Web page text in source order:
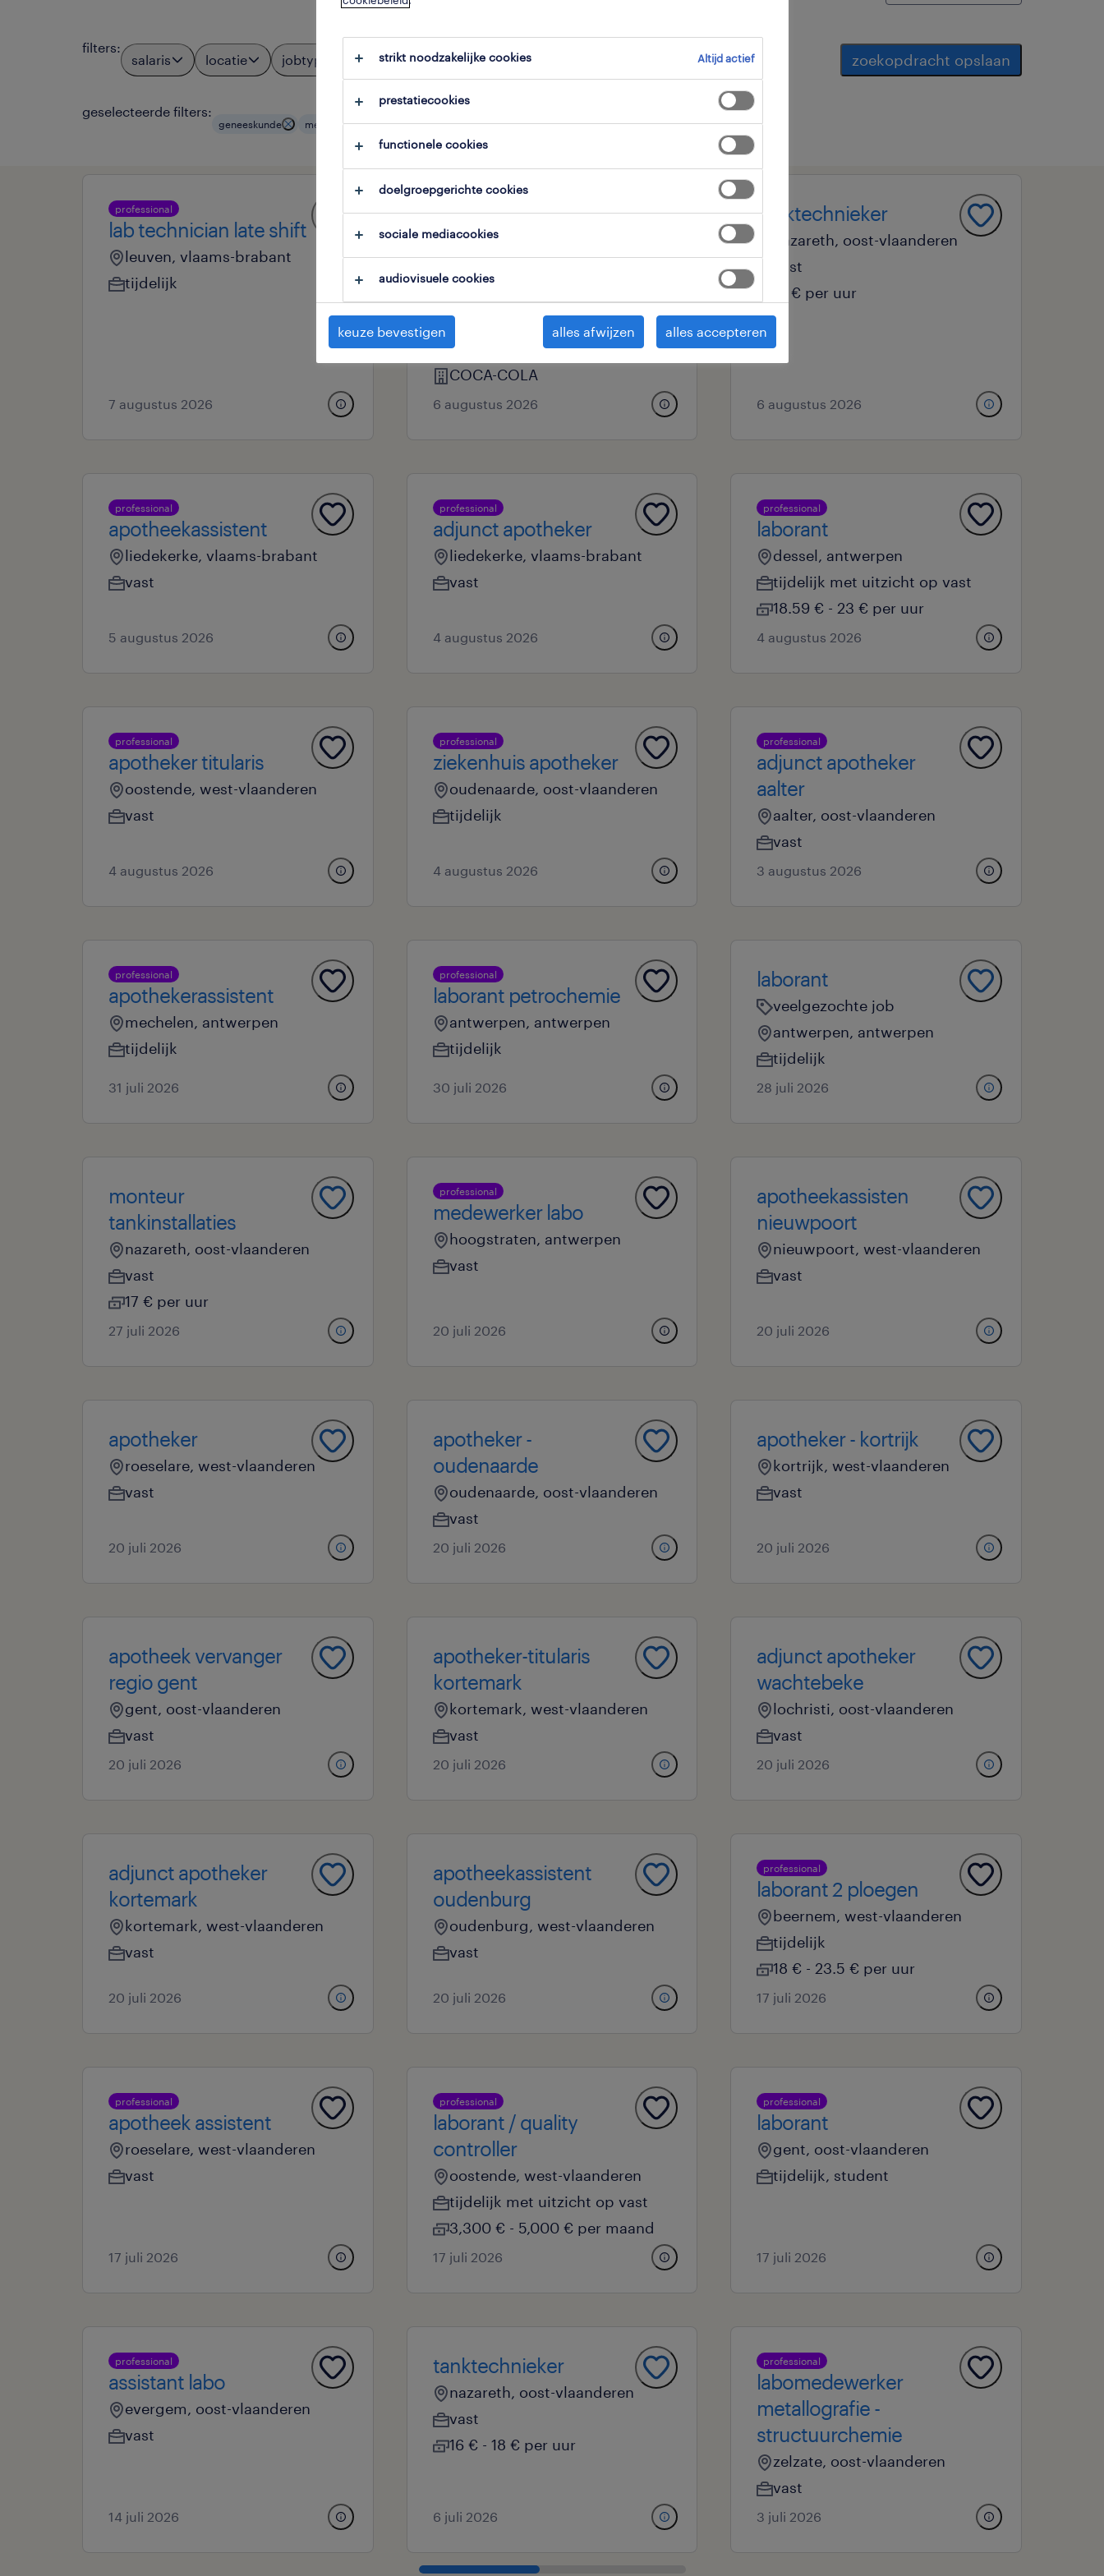
filters:
salaris locatie jobtypes 2 expertisedomein zoekopdracht opslaan
geselecteerde filters:
geneeskunde medisch specialisten ziekenhuis alles wissen
professional
lab technician late shift
leuven, vlaams-brabant
tijdelijk
7 augustus 2026
laborant
antwerpen, antwerpen
tijdelijk met uitzicht op vast
COCA-COLA
6 augustus 2026
tanktechnieker
nazareth, oost-vlaanderen
vast
17 € per uur
6 augustus 2026
professional
apotheekassistent
liedekerke, vlaams-brabant
vast
5 augustus 2026
professional
adjunct apotheker
liedekerke, vlaams-brabant
vast
4 augustus 2026
professional
laborant
dessel, antwerpen
tijdelijk met uitzicht op vast
18.59 € - 23 € per uur
4 augustus 2026
professional
apotheker titularis
oostende, west-vlaanderen
vast
4 augustus 2026
professional
ziekenhuis apotheker
oudenaarde, oost-vlaanderen
tijdelijk
4 augustus 2026
professional
adjunct apotheker
aalter
aalter, oost-vlaanderen
vast
3 augustus 2026
professional
apothekerassistent
mechelen, antwerpen
tijdelijk
31 juli 2026
professional
laborant petrochemie
antwerpen, antwerpen
tijdelijk
30 juli 2026
laborant
veelgezochte job
antwerpen, antwerpen
tijdelijk
28 juli 2026
monteur
tankinstallaties
nazareth, oost-vlaanderen
vast
17 € per uur
27 juli 2026
professional
medewerker labo
hoogstraten, antwerpen
vast
20 juli 2026
apotheekassisten
nieuwpoort
nieuwpoort, west-vlaanderen
vast
20 juli 2026
apotheker
roeselare, west-vlaanderen
vast
20 juli 2026
apotheker -
oudenaarde
oudenaarde, oost-vlaanderen
vast
20 juli 2026
apotheker - kortrijk
kortrijk, west-vlaanderen
vast
20 juli 2026
apotheek vervanger
regio gent
gent, oost-vlaanderen
vast
20 juli 2026
apotheker-titularis
kortemark
kortemark, west-vlaanderen
vast
20 juli 2026
adjunct apotheker
wachtebeke
lochristi, oost-vlaanderen
vast
20 juli 2026
adjunct apotheker
kortemark
kortemark, west-vlaanderen
vast
20 juli 2026
apotheekassistent
oudenburg
oudenburg, west-vlaanderen
vast
20 juli 2026
professional
laborant 2 ploegen
beernem, west-vlaanderen
tijdelijk
18 € - 23.5 € per uur
17 juli 2026
professional
apotheek assistent
roeselare, west-vlaanderen
vast
17 juli 2026
professional
laborant / quality
controller
oostende, west-vlaanderen
tijdelijk met uitzicht op vast
3,300 € - 5,000 € per maand
17 juli 2026
professional
laborant
gent, oost-vlaanderen
tijdelijk, student
17 juli 2026
professional
assistant labo
evergem, oost-vlaanderen
vast
14 juli 2026
tanktechnieker
nazareth, oost-vlaanderen
vast
16 € - 18 € per uur
6 juli 2026
professional
labomedewerker
metallografie -
structuurchemie
zelzate, oost-vlaanderen
vast
3 juli 2026
strikt noodzakelijke cookies Altijd actief
prestatiecookies
functionele cookies
doelgroepgerichte cookies
sociale mediacookies
audiovisuele cookies
keuze bevestigen alles afwijzen alles accepteren